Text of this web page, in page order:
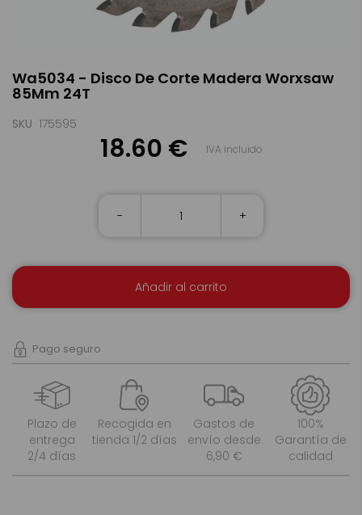
Wa5034 - Disco De Corte Madera Worxsaw
85Mm 24T
SKU 175595
18.60 € IVA incluido
- +
Añadir al carrito
Pago seguro
Plazo de
entrega
2/4 días
Recogida en
tienda 1/2 días
Gastos de
envío desde
6,90 €
100%
Garantía de
calidad
al
comienzo
la